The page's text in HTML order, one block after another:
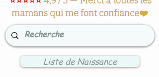
mamans qui me font confiance❤️
Liste de Naissance